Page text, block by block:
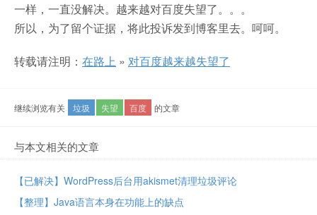
一样，一直没解决。越来越对百度失望了。。。
所以，为了留个证据，将此投诉发到博客里去。呵呵。
转载请注明： 在路上 » 对百度越来越失望了
继续浏览有关 垃圾 失望 百度 的文章
与本文相关的文章
【已解决】WordPress后台用akismet清理垃圾评论
【整理】Java语言本身在功能上的缺点